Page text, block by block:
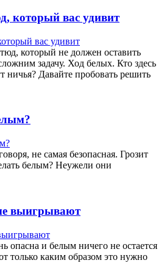
который вас удивит
который не должен оставить
задачу. Ход белых. Кто здесь
ничья? Давайте пробовать решить
не самая безопасная. Грозит
белым? Неужели они
выигрывают
опасна и белым ничего не остается
только каким образом это нужно